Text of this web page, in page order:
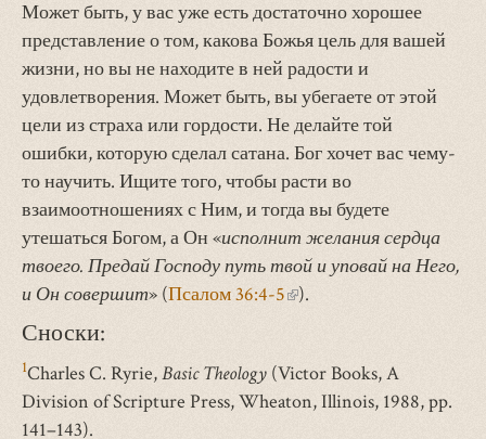
Может быть, у вас уже есть достаточно хорошее
представление о том, какова Божья цель для вашей
жизни, но вы не находите в ней радости и
удовлетворения. Может быть, вы убегаете от этой
цели из страха или гордости. Не делайте той
ошибки, которую сделал сатана. Бог хочет вас чему-
то научить. Ищите того, чтобы расти во
взаимоотношениях с Ним, и тогда вы будете
утешаться Богом, а Он «исполнит желания сердца
твоего. Предай Господу путь твой и уповай на Него,
и Он совершит» (Псалом 36:4-5(внешняя
).
Сноски:
1Charles C. Ryrie,Basic Theology (Victor Books, A
Division of Scripture Press, Wheaton, Illinois, 1988, pp.
141–143).